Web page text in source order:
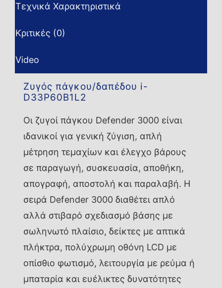
Τεχνικά Χαρακτηριστικά
Κριτικές (0)
Video
Ζυγός πάγκου/δαπέδου i-
D33P60B1L2
Οι ζυγοί πάγκου Defender 3000 είναι
ιδανικοί για γενική ζύγιση, απλή
μέτρηση τεμαχίων και έλεγχο βάρους
σε παραγωγή, συσκευασία, αποθήκη,
απογραφή, αποστολή και παραλαβή. Η
σειρά Defender 3000 διαθέτει απλό
αλλά στιβαρό σχεδιασμό βάσης με
σωληνωτό πλαίσιο, δείκτες με απτικά
πλήκτρα, πολύχρωμη οθόνη LCD με
οπίσθιο φωτισμό, λειτουργία με ρεύμα ή
μπαταρία και ευέλικτες δυνατότητες